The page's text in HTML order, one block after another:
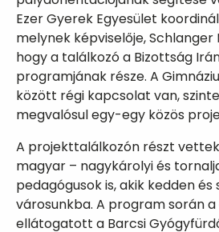
Ezer Gyerek Egyesület
melynek képviselője,
hogy a találkozó a Bizottság
programjának része. A
között régi kapcsolat van,
megvalósul egy-egy közös
A projekttalálkozón részt
magyar – nagykárolyi és
pedagógusok is, akik kedden
városunkba. A program során
ellátogatott a Barcsi